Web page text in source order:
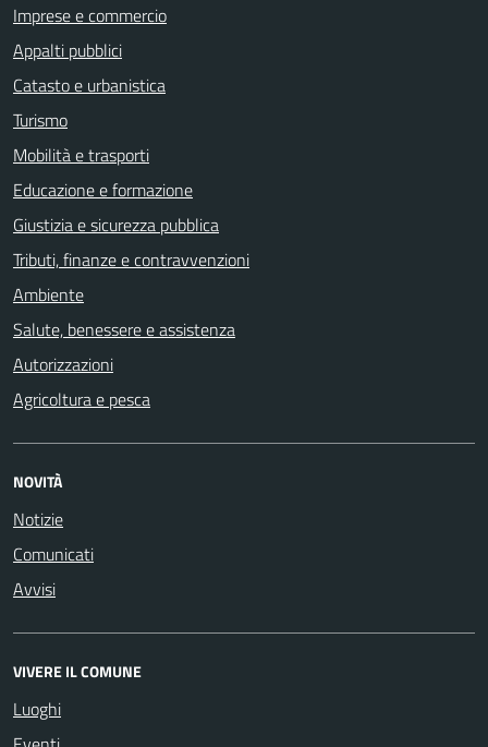
Imprese e commercio
Appalti pubblici
Catasto e urbanistica
Turismo
Mobilità e trasporti
Educazione e formazione
Giustizia e sicurezza pubblica
Tributi, finanze e contravvenzioni
Ambiente
Salute, benessere e assistenza
Autorizzazioni
Agricoltura e pesca
NOVITÀ
Notizie
Comunicati
Avvisi
VIVERE IL COMUNE
Luoghi